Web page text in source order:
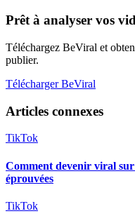
Prêt à analyser vos
Téléchargez BeViral et
publier.
Télécharger BeViral
Articles connexes
TikTok
Comment devenir viral
éprouvées
TikTok